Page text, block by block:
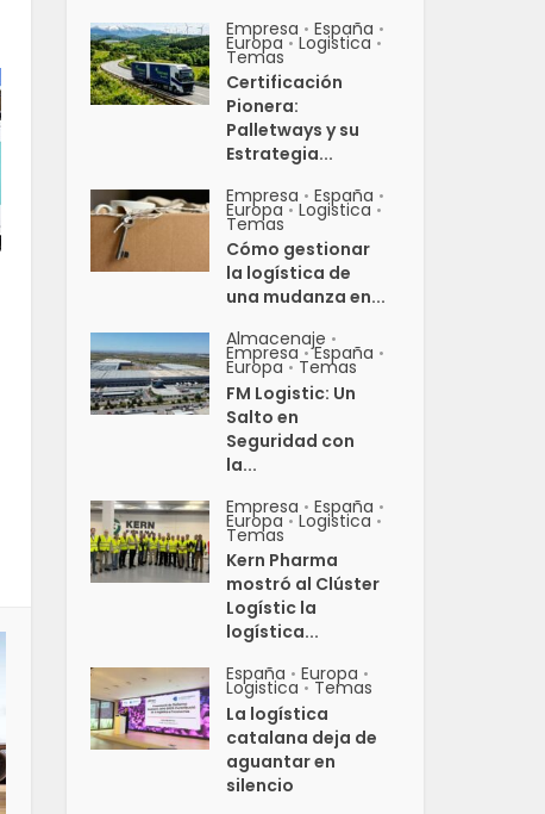
Empresa • España •
Europa • Logistica •
Temas
Certificación
Pionera:
Palletways y su
Estrategia...
Empresa • España •
Europa • Logistica •
Temas
Cómo gestionar
la logística de
una mudanza en...
Almacenaje •
Empresa • España •
Europa • Temas
FM Logistic: Un
Salto en
Seguridad con
la...
Empresa • España •
Europa • Logistica •
Temas
Kern Pharma
mostró al Clúster
Logístic la
logística...
España • Europa •
Logistica • Temas
La logística
catalana deja de
aguantar en
silencio